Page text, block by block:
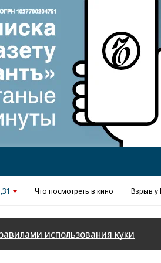
Реклама в «Ъ»
Что посмотреть в кино Взрыв у
использования куки